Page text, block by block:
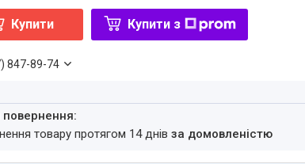
Купити Купити з
847-89-74
товару протягом 14 днівза домовленістю